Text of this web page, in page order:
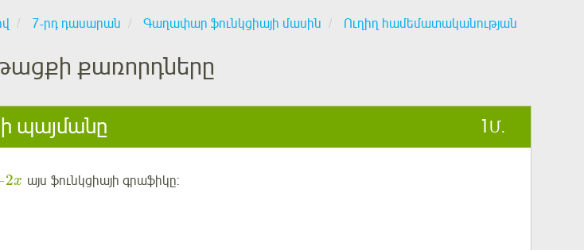
7-րդ դասարան Գաղափար ֆունկցիայի մասին
Ուղիղ համեմատականության
քառորդները
պայմանը 1 Մ.
2x այս ֆունկցիայի գրաֆիկը: